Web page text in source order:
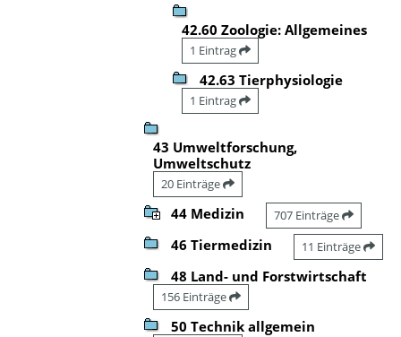
42.60 Zoologie: Allgemeines
1 Eintrag
42.63 Tierphysiologie
1 Eintrag
43 Umweltforschung,
Umweltschutz
20 Einträge
44 Medizin 707 Einträge
46 Tiermedizin 11 Einträge
48 Land- und Forstwirtschaft
156 Einträge
50 Technik allgemein